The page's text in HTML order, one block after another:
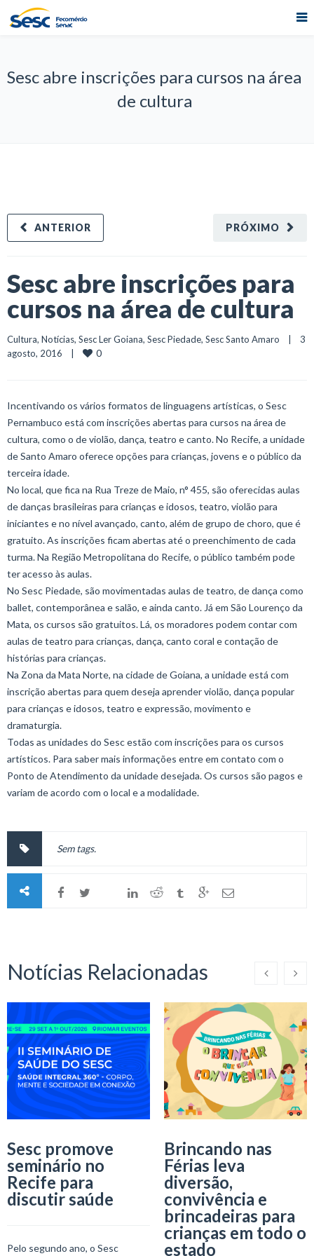
Sesc abre inscrições para cursos na área
de cultura
PRÓXIMO
ANTERIOR
Sesc abre inscrições para
cursos na área de cultura
Cultura, Notícias, Sesc Ler Goiana, Sesc Piedade, Sesc Santo Amaro
    |    3
agosto, 2016    |
0
Incentivando os vários formatos de linguagens artísticas, o Sesc
Pernambuco está com inscrições abertas para cursos na área de
cultura, como o de violão, dança, teatro e canto. No Recife, a unidade
de Santo Amaro oferece opções para crianças, jovens e o público da
terceira idade.
No local, que fica na Rua Treze de Maio, n° 455, são oferecidas aulas
de danças brasileiras para crianças e idosos, teatro, violão para
iniciantes e no nível avançado, canto, além de grupo de choro, que é
gratuito. As inscrições ficam abertas até o preenchimento de cada
turma. Na Região Metropolitana do Recife, o público também pode
ter acesso às aulas.
No Sesc Piedade, são movimentadas aulas de teatro, de dança como
ballet, contemporânea e salão, e ainda canto. Já em São Lourenço da
Mata, os cursos são gratuitos. Lá, os moradores podem contar com
aulas de teatro para crianças, dança, canto coral e contação de
histórias para crianças.
Na Zona da Mata Norte, na cidade de Goiana, a unidade está com
inscrição abertas para quem deseja aprender violão, dança popular
para crianças e idosos, teatro e expressão, movimento e
dramaturgia.
Todas as unidades do Sesc estão com inscrições para os cursos
artísticos. Para saber mais informações entre em contato com o
Ponto de Atendimento da unidade desejada. Os cursos são pagos e
variam de acordo com o local e a modalidade.
Sem tags.
Notícias Relacionadas
Sesc promove
seminário no
Recife para
discutir saúde
Pelo segundo ano, o Sesc
Brincando nas
Férias leva
diversão,
convivência e
brincadeiras para
crianças em todo o
estado